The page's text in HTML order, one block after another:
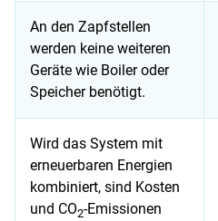
An den Zapfstellen
werden keine weiteren
Geräte wie Boiler oder
Speicher benötigt.
Wird das System mit
erneuerbaren Energien
kombiniert, sind Kosten
und CO2-Emissionen